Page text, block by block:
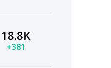
18.8K
+381